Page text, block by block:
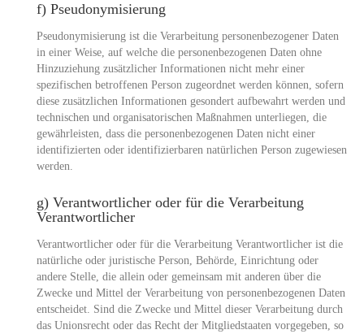
f) Pseudonymisierung
Pseudonymisierung ist die Verarbeitung personenbezogener Daten
in einer Weise, auf welche die personenbezogenen Daten ohne
Hinzuziehung zusätzlicher Informationen nicht mehr einer
spezifischen betroffenen Person zugeordnet werden können, sofern
diese zusätzlichen Informationen gesondert aufbewahrt werden und
technischen und organisatorischen Maßnahmen unterliegen, die
gewährleisten, dass die personenbezogenen Daten nicht einer
identifizierten oder identifizierbaren natürlichen Person zugewiesen
werden.
g) Verantwortlicher oder für die Verarbeitung
Verantwortlicher
Verantwortlicher oder für die Verarbeitung Verantwortlicher ist die
natürliche oder juristische Person, Behörde, Einrichtung oder
andere Stelle, die allein oder gemeinsam mit anderen über die
Zwecke und Mittel der Verarbeitung von personenbezogenen Daten
entscheidet. Sind die Zwecke und Mittel dieser Verarbeitung durch
das Unionsrecht oder das Recht der Mitgliedstaaten vorgegeben, so